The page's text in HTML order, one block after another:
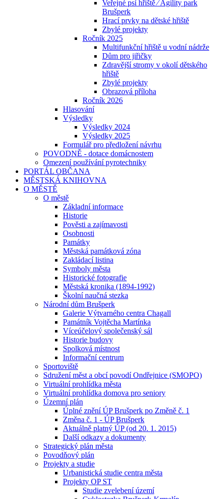
Veřejné psí hřiště ⁄ Agility park
Brušperk
Hrací prvky na dětské hřiště
Zbylé projekty
Ročník 2025
Multifunkční hřiště u vodní nádrže
Dům pro jiřičky
Zdravější stromy v okolí dětského
hřiště
Zbylé projekty
Obrazová příloha
Ročník 2026
Hlasování
Výsledky
Výsledky 2024
Výsledky 2025
Formulář pro předložení návrhu
POVODNĚ - dotace domácnostem
Omezení používání pyrotechniky
PORTÁL OBČANA
MĚSTSKÁ KNIHOVNA
O MĚSTĚ
O městě
Základní informace
Historie
Pověsti a zajímavosti
Osobnosti
Památky
Městská památková zóna
Zakládací listina
Symboly města
Historické fotografie
Městská kronika (1894-1992)
Školní naučná stezka
Národní dům Brušperk
Galerie Výtvarného centra Chagall
Památník Vojtěcha Martínka
Víceúčelový společenský sál
Historie budovy
Spolková místnost
Informační centrum
Sportoviště
Sdružení měst a obcí povodí Ondřejnice (SMOPO)
Virtuální prohlídka města
Virtuální prohlídka domova pro seniory
Územní plán
Úplné znění ÚP Brušperk po Změně č. 1
Změna č. 1 - ÚP Brušperk
Aktuálně platný ÚP (od 20. 1. 2015)
Další odkazy a dokumenty
Strategický plán města
Povodňový plán
Projekty a studie
Urbanistická studie centra města
Projekty OP ST
Studie zvelebení území